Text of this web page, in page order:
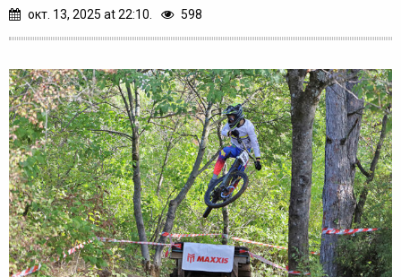
окт. 13, 2025 at 22:10. 598